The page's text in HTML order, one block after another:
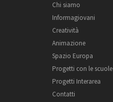
Chi siamo
Informagiovani
Creatività
Animazione
Spazio Europa
Progetti con le scuole
Progetti Interarea
Contatti